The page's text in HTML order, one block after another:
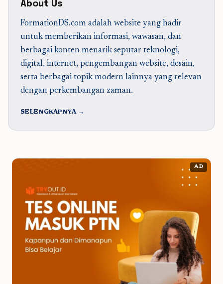
About Us
FormationDS.com adalah website yang hadir
untuk memberikan informasi, wawasan, dan
berbagai konten menarik seputar teknologi,
digital, internet, pengembangan website, desain,
serta berbagai topik modern lainnya yang relevan
dengan perkembangan zaman.
SELENGKAPNYA →
AD